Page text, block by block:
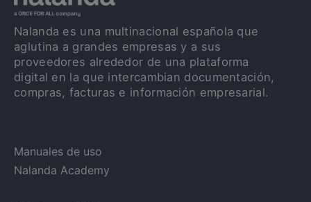
Nalanda es una multinacional española que
aglutina a grandes empresas y a sus
proveedores alrededor de una plataforma
digital en la que intercambian documentación,
compras, facturas e información empresarial.
Manuales de uso
Nalanda Academy